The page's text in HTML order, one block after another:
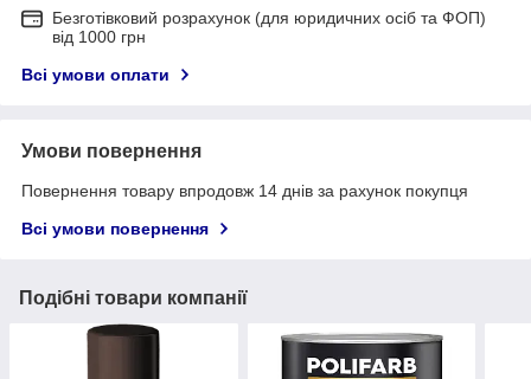
Безготівковий розрахунок (для юридичних осіб та ФОП)
від 1000 грн
Всі умови оплати
Умови повернення
Повернення товару впродовж 14 днів за рахунок покупця
Всі умови повернення
Подібні товари компанії